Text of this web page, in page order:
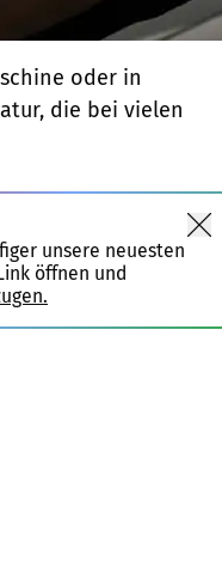
oder in
die bei vielen
unsere neuesten
öffnen und